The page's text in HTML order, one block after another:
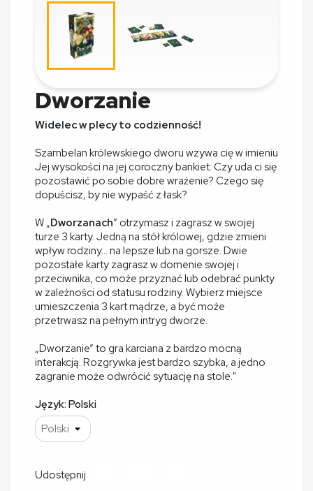
Dworzanie
Widelec w plecy to codzienność!
Szambelan królewskiego dworu wzywa cię w imieniu
Jej wysokości na jej coroczny bankiet. Czy uda ci się
pozostawić po sobie dobre wrażenie? Czego się
dopuścisz, by nie wypaść z łask?
W „Dworzanach” otrzymasz i zagrasz w swojej
turze 3 karty. Jedną na stół królowej, gdzie zmieni
wpływ rodziny... na lepsze lub na gorsze. Dwie
pozostałe karty zagrasz w domenie swojej i
przeciwnika, co może przyznać lub odebrać punkty
w zależności od statusu rodziny. Wybierz miejsce
umieszczenia 3 kart mądrze, a być może
przetrwasz na pełnym intryg dworze.
„Dworzanie” to gra karciana z bardzo mocną
interakcją. Rozgrywka jest bardzo szybka, a jedno
zagranie może odwrócić sytuację na stole."
Język: Polski
Udostępnij